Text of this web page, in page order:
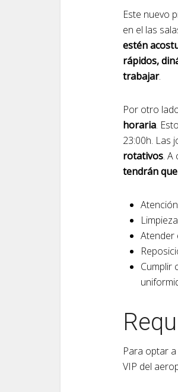
Este nuevo
en el las
estén
rápidos,
trabajar.
Por otro
horaria.
23:00h. Las
rotativos. A
tendrán
Atender
Cumplir
Para optar
VIP del